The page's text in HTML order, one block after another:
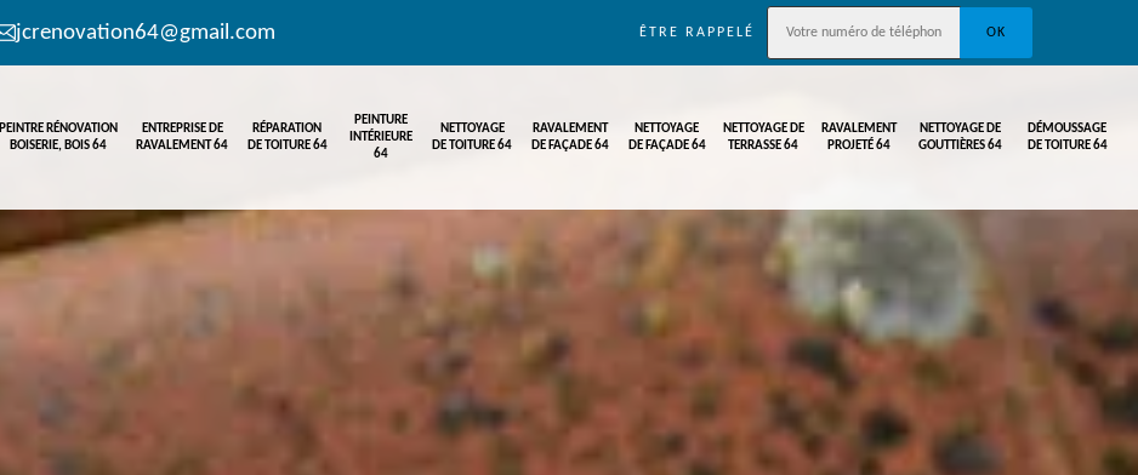
jcrenovation64@gmail.com ÊTRE RAPPELÉ
PEINTRE RÉNOVATION
BOISERIE, BOIS 64
ENTREPRISE DE
RAVALEMENT 64
RÉPARATION
DE TOITURE 64
PEINTURE
INTÉRIEURE
64
NETTOYAGE
DE TOITURE 64
RAVALEMENT
DE FAÇADE 64
NETTOYAGE
DE FAÇADE 64
NETTOYAGE DE
TERRASSE 64
RAVALEMENT
PROJETÉ 64
NETTOYAGE DE
GOUTTIÈRES 64
DÉMOUSSAGE
DE TOITURE 64